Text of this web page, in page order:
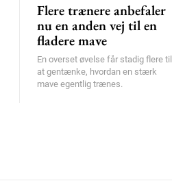
Flere trænere anbefaler
nu en anden vej til en
fladere mave
En overset øvelse får stadig flere til
at gentænke, hvordan en stærk
mave egentlig trænes.